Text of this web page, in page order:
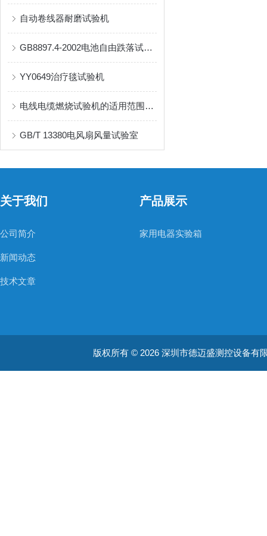
自动卷线器耐磨试验机
GB8897.4-2002电池自由跌落试验机
YY0649治疗毯试验机
电线电缆燃烧试验机的适用范围及对应标准有哪些？
GB/T 13380电风扇风量试验室
关于我们
公司简介
新闻动态
技术文章
产品展示
家用电器实验箱
版权所有 © 2026 深圳市德迈盛测控设备